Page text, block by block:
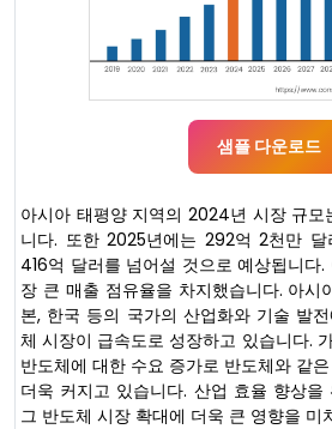
샘플 다운로드
아시아 태평양 지역의 2024년 시장 규
니다. 또한 2025년에는 292억 2천만
416억 달러를 넘어설 것으로 예상됩니다
장 큰 매출 점유율을 차지했습니다. 아시
본, 한국 등의 국가의 산업화와 기술 발
체 시장이 급속도로 성장하고 있습니다.
반도체에 대한 수요 증가로 반도체와 같
더욱 커지고 있습니다. 산업 효율 향상
그 반도체 시장 확대에 더욱 큰 영향을 미